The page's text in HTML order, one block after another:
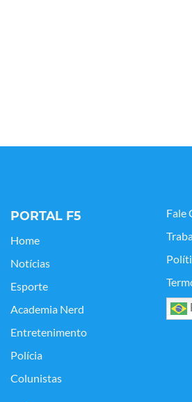
PORTAL F5
Home
Notícias
Esporte
Academia Nerd
Entretenimento
Polícia
Colunistas
Fale